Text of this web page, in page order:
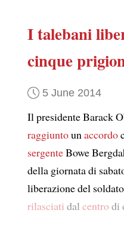
I talebani
cinque
5 June 2014
Il presidente Barack
raggiuntounaccordo
sergenteBowe
della giornata di
liberazione del
rilasciati dal centrodi